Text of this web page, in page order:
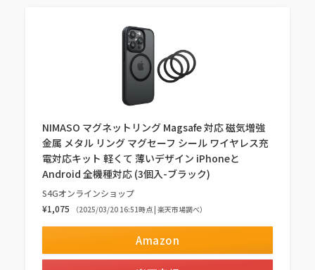
NIMASO マグネットリング Magsafe 対応 磁気増強
金属 メタル リング マグセーフ シール ワイヤレス充
電対応キット 軽くて 薄いデザイン iPhoneと
Android 全機種対応 (3個入-ブラック)
S4Gオンラインショップ
¥1,075
（2025/03/20 16:51時点 | 楽天市場調べ）
Amazon